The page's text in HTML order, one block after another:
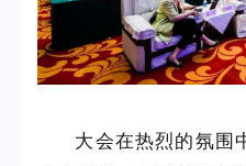
大会在热烈的氛围